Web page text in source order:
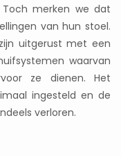
Toch merken we dat
van hun stoel.
uitgerust met een
waarvan
ze dienen. Het
ingesteld en de
verloren.